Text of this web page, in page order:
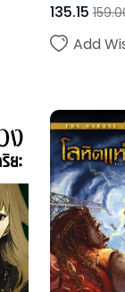
135.15
Add